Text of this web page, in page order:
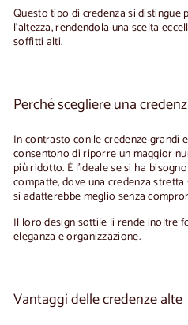
Questo tipo di credenza si distingue
l'altezza, rendendola una scelta
soffitti alti.
Perché scegliere una
In contrasto con lecredenze grandi
consentono di riporre un maggior
più ridotto. È l'ideale se si ha
compatte, dove una credenza
si adatterebbe meglio senza
Il loro design sottile li rende inoltre
eleganza e organizzazione.
Vantaggi delle credenze alte